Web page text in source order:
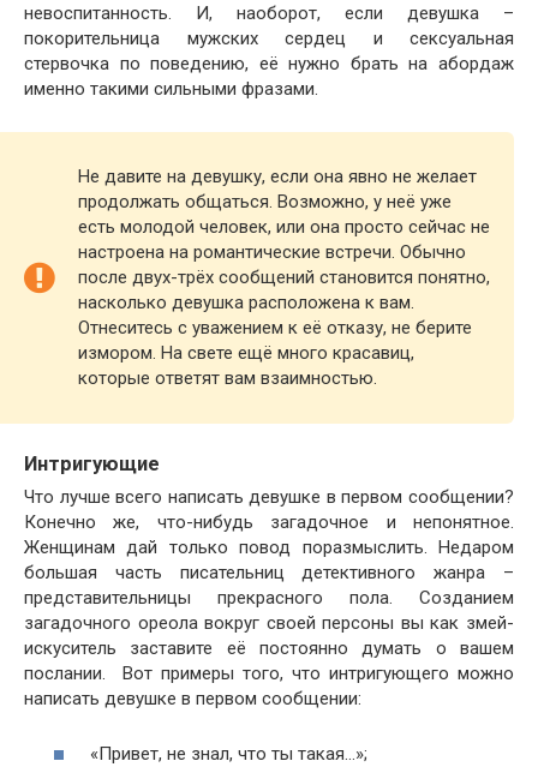
невоспитанность. И, наоборот, если девушка –
покорительница мужских сердец и сексуальная
стервочка по поведению, её нужно брать на абордаж
именно такими сильными фразами.
Не давите на девушку, если она явно не желает
продолжать общаться. Возможно, у неё уже
есть молодой человек, или она просто сейчас не
настроена на романтические встречи. Обычно
после двух-трёх сообщений становится понятно,
насколько девушка расположена к вам.
Отнеситесь с уважением к её отказу, не берите
измором. На свете ещё много красавиц,
которые ответят вам взаимностью.
Интригующие
Что лучше всего написать девушке в первом сообщении?
Конечно же, что-нибудь загадочное и непонятное.
Женщинам дай только повод поразмыслить. Недаром
большая часть писательниц детективного жанра –
представительницы прекрасного пола. Созданием
загадочного ореола вокруг своей персоны вы как змей-
искуситель заставите её постоянно думать о вашем
послании. Вот примеры того, что интригующего можно
написать девушке в первом сообщении:
«Привет, не знал, что ты такая…»;